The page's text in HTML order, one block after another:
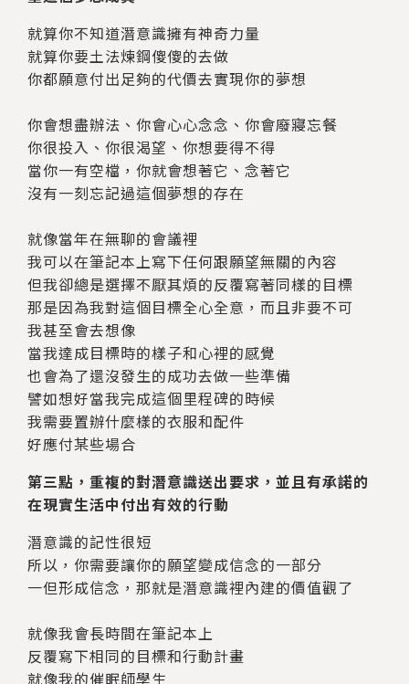
就算你不知道潛意識擁有神奇力量
就算你要土法煉鋼傻傻的去做
你都願意付出足夠的代價去實現你的夢想
你會想盡辦法、你會心心念念、你會廢寢忘餐
你很投入、你很渴望、你想要得不得
當你一有空檔，你就會想著它、念著它
沒有一刻忘記過這個夢想的存在
就像當年在無聊的會議裡
我可以在筆記本上寫下任何跟願望無關的內容
但我卻總是選擇不厭其煩的反覆寫著同樣的目標
那是因為我對這個目標全心全意，而且非要不可
我甚至會去想像
當我達成目標時的樣子和心裡的感覺
也會為了還沒發生的成功去做一些準備
譬如想好當我完成這個里程碑的時候
我需要置辦什麼樣的衣服和配件
好應付某些場合
第三點，重複的對潛意識送出要求，並且有承諾的
在現實生活中付出有效的行動
潛意識的記性很短
所以，你需要讓你的願望變成信念的一部分
一但形成信念，那就是潛意識裡內建的價值觀了
就像我會長時間在筆記本上
反覆寫下相同的目標和行動計畫
就像我的催眠師學生